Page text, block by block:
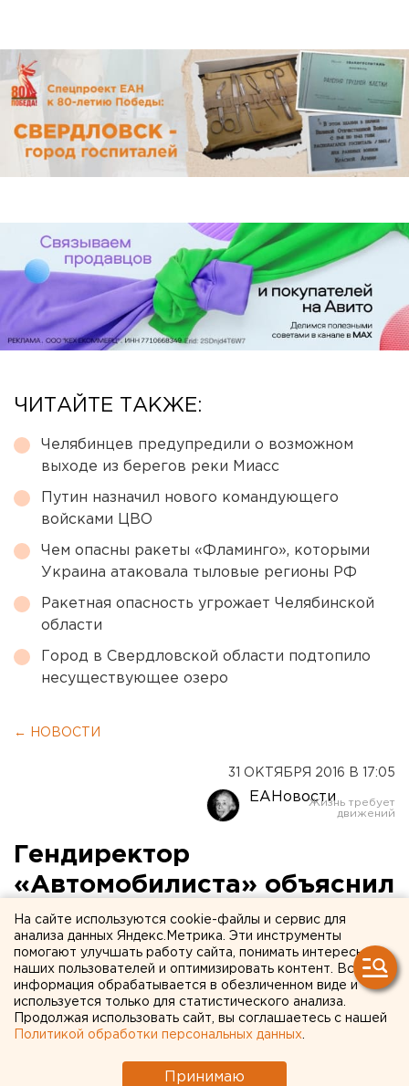
ЧИТАЙТЕ ТАКЖЕ:
Челябинцев предупредили о возможном
выходе из берегов реки Миасс
Путин назначил нового командующего
войсками ЦВО
Чем опасны ракеты «Фламинго», которыми
Украина атаковала тыловые регионы РФ
Ракетная опасность угрожает Челябинской
области
Город в Свердловской области подтопило
несуществующее озеро
← НОВОСТИ
31 ОКТЯБРЯ 2016 В 17:05
ЕАНовости
Гендиректор
«Автомобилиста» объяснил
увольнение Разина и дал
надежду на Коваржа
Эксклюзивное интервью с Максимом Рябковым.
Сегодня болельщиков екатеринбургского
увольнении главного тренерахоккеистов Андрея
На сайте используются cookie-файлы и сервис для
анализа данных Яндекс.Метрика. Эти инструменты
помогают улучшать работу сайта, понимать интересы
наших пользователей и оптимизировать контент. Вся
информация обрабатывается в обезличенном виде и
используется только для статистического анализа.
Продолжая использовать сайт, вы соглашаетесь с нашей
Политикой обработки персональных данных
Принимаю